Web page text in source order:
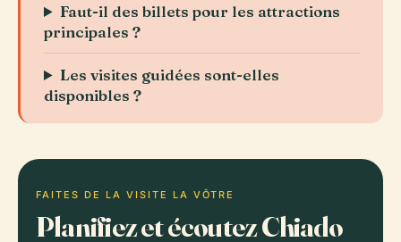
Faut-il des billets pour les attractions
principales ?
Les visites guidées sont-elles
disponibles ?
FAITES DE LA VISITE LA VÔTRE
Planifiez et écoutez Chiado